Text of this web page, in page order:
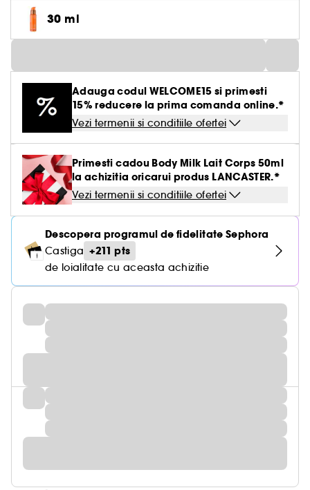
30 ml
Adauga codul WELCOME15 si primesti
15% reducere la prima comanda online.*
Vezi termenii si conditiile ofertei
Primesti cadou Body Milk Lait Corps 50ml
la achizitia oricarui produs LANCASTER.*
Vezi termenii si conditiile ofertei
Descopera programul de fidelitate Sephora
Castiga +211 pts
de loialitate cu aceasta achizitie